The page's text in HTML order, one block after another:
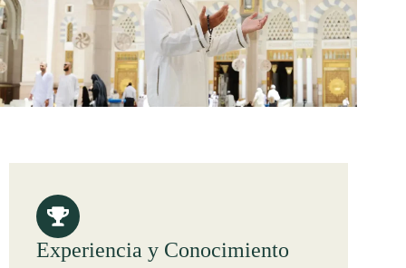
Experiencia y Conocimiento